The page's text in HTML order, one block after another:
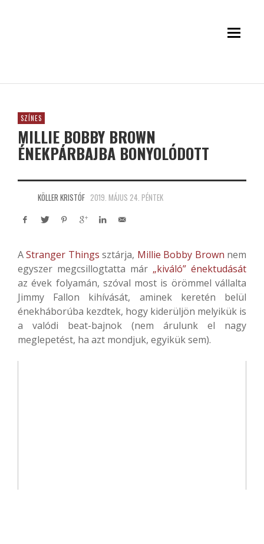
SZÍNES
MILLIE BOBBY BROWN
ÉNEKPÁRBAJBA BONYOLÓDOTT
KÖLLER KRISTÓF 2019. MÁJUS 24. PÉNTEK
AStranger Things sztárja, Millie Bobby Brown nem
egyszer megcsillogtatta már „kiváló” énektudását
az évek folyamán, szóval most is örömmel vállalta
Jimmy Fallon kihívását, aminek keretén belül
énekháborúba kezdtek, hogy kiderüljön melyikük is
a valódi beat-bajnok (nem árulunk el nagy
meglepetést, ha azt mondjuk, egyikük sem).